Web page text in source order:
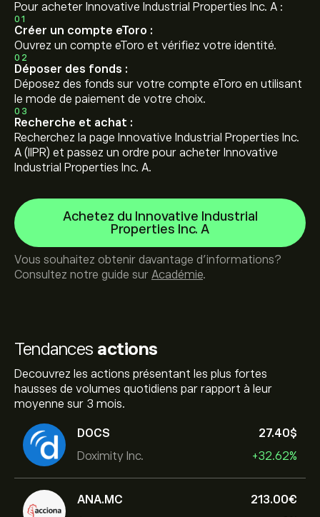
Tendances actions
Decouvrez les actions présentant les plus fortes
hausses de volumes quotidiens par rapport à leur
moyenne sur 3 mois.
DOCS
Doximity Inc.
27.40‎$‎
+32.62%
ANA.MC
213.00‎€‎
Pour acheter Innovative Industrial Properties Inc. A :
01
Créer un compte eToro :
Ouvrez un compte eToro et vérifiez votre identité.
02
Déposer des fonds :
Déposez des fonds sur votre compte eToro en utilisant
le mode de paiement de votre choix.
03
Recherche et achat :
Recherchez la page Innovative Industrial Properties Inc.
A (IIPR) et passez un ordre pour acheter Innovative
Industrial Properties Inc. A.
Achetez du Innovative Industrial
Properties Inc. A
Vous souhaitez obtenir davantage d'informations?
Consultez notre guide sur Académie.